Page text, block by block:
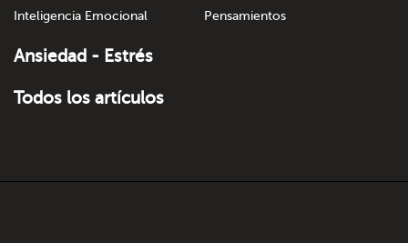
Inteligencia Emocional
Pensamientos
Ansiedad - Estrés
Todos los artículos